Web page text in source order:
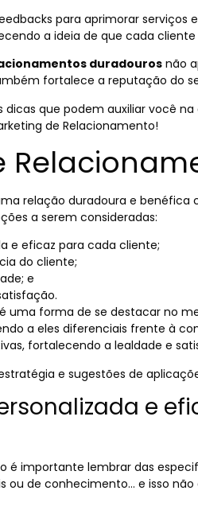
para aprimorar serviços
a ideia de que cada
duradourosnão
fortalece a reputação do
dicas que podem auxiliar você
de Relacionamento!
relação duradoura e benéfica
a serem consideradas:
e eficaz para cada cliente;
do cliente;
e
uma forma de se destacar no
a eles diferenciais frente à
fortalecendo a lealdade e
e sugestões de
e
importante lembrar das
ou de conhecimento… e isso